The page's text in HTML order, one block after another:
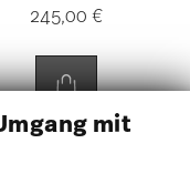
mit
245,00 €